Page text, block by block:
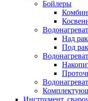
Бойлеры
Над
Под
Инструмент,